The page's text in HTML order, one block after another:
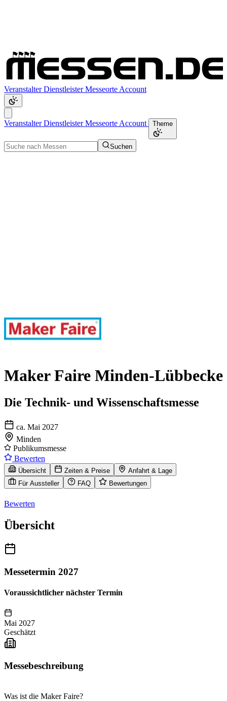
VeranstalterDienstleisterMesseorte Account
VeranstalterDienstleisterMesseorte Account Theme
Suchen
Maker Faire Minden-Lübbecke
Die Technik- und Wissenschaftsmesse
ca. Mai 2027
Minden
Publikumsmesse
Bewerten
Übersicht Zeiten & Preise
Anfahrt & Lage
Für Aussteller
FAQ Bewertungen
Bewerten
Übersicht
Messetermin 2027
Voraussichtlicher nächster Termin
Mai 2027
Geschätzt
Messebeschreibung
Was ist die Maker Faire?